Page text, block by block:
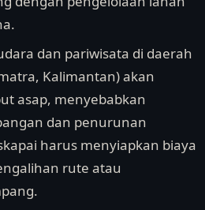
dan pariwisata di daerah
Kalimantan) akan
asap, menyebabkan
dan penurunan
harus menyiapkan biaya
rute atau